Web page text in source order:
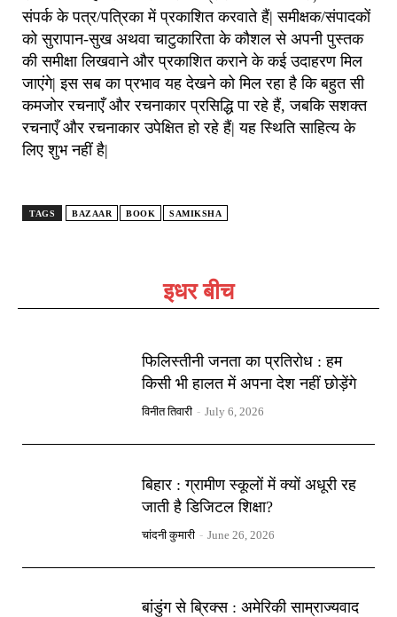
इधर बीच
फिलिस्तीनी जनता का प्रतिरोध : हम
किसी भी हालत में अपना देश नहीं छोड़ेंगे
विनीत तिवारी - July 6, 2026
बिहार : ग्रामीण स्कूलों में क्यों अधूरी रह
जाती है डिजिटल शिक्षा?
चांदनी कुमारी - June 26, 2026
बांडुंग से ब्रिक्स : अमेरिकी साम्राज्यवाद
संपर्क के पत्र/पत्रिका में प्रकाशित करवाते हैं| समीक्षक/संपादकों
को सुरापान-सुख अथवा चाटुकारिता के कौशल से अपनी पुस्तक
की समीक्षा लिखवाने और प्रकाशित कराने के कई उदाहरण मिल
जाएंगे| इस सब का प्रभाव यह देखने को मिल रहा है कि बहुत सी
कमजोर रचनाएँ और रचनाकार प्रसिद्धि पा रहे हैं, जबकि सशक्त
रचनाएँ और रचनाकार उपेक्षित हो रहे हैं| यह स्थिति साहित्य के
लिए शुभ नहीं है|
TAGS BAZAAR BOOK SAMIKSHA